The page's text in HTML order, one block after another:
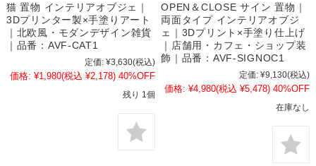
猫 置物 インテリアオブジェ｜
3Dプリンター製×手塗りアート
｜北欧風・モダンデザイン雑貨
｜品番：AVF-CAT1
定価: ¥3,630(税込)
価格: ¥1,980(税込 ¥2,178) 40%OFF
残り 1個
OPEN＆CLOSE サイン 置物｜
両面タイプ インテリアオブジ
ェ｜3Dプリント×手塗り仕上げ
｜店舗用・カフェ・ショップ装
飾｜品番：AVF-SIGNOC1
定価: ¥9,130(税込)
価格: ¥4,980(税込 ¥5,478) 40%OFF
在庫なし